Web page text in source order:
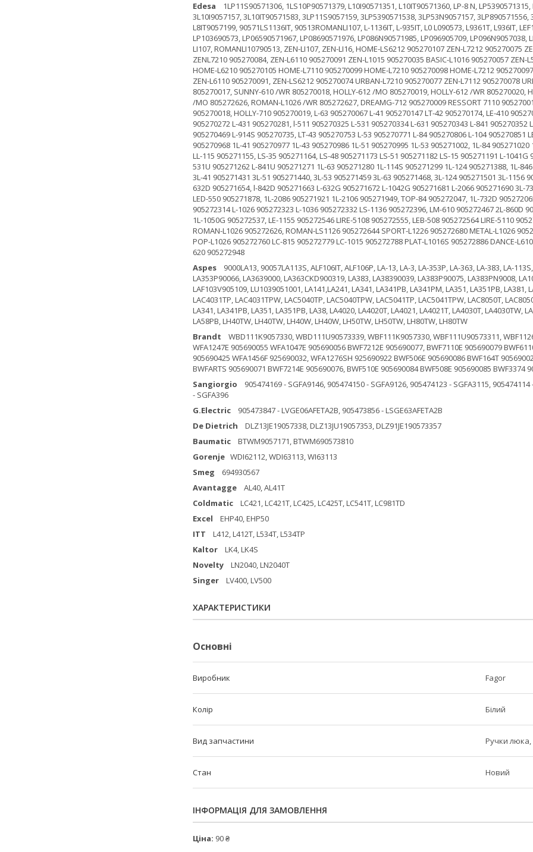
Edesa 1LP11S90571306, 1LS10P90571379, L10I90571351, L10IT90571360, LP-8 N,
3L10I9057157, 3L10IT90571583, 3LP11S9057159, 3LP5390571538, 3LP53N9057157,
L8IT9057199, 90571LS1136IT, 90513ROMANLI107, L-1136IT, L-935IT, L0 L090573, L9361T, L936IT,
LP103690573, LP06590571967, LP08690571976, LP086N90571985, LP096905709, LP096N9057038,
LI107, ROMANLI10790513, ZEN-LI107, ZEN-LI16, HOME-LS6212 905270107 ZEN-L7212 905270075
ZENL7210 905270084, ZEN-L6110 905270091 ZEN-L1015 905270035 BASIC-L1016 905270057
HOME-L6210 905270105 HOME-L7110 905270099 HOME-L7210 905270098 HOME-L7212
ZEN-L6110 905270091, ZEN-LS6212 905270074 URBAN-L7210 905270077 ZEN-L7112 905270078
805270017, SUNNY-610 /WR 805270018, HOLLY-612 /MO 805270019, HOLLY-612 /WR
/MO 805272626, ROMAN-L1026 /WR 805272627, DREAMG-712 905270009 RESSORT 7110
905270018, HOLLY-710 905270019, L-63 905270067 L-41 905270147 LT-42 905270174, LE-410
905270272 L-431 905270281, l-511 905270325 L-531 905270334 L-631 905270343 L-841
905270469 L-914S 905270735, LT-43 905270753 L-53 905270771 L-84 905270806 L-104 905270851
905270968 1L-41 905270977 1L-43 905270986 1L-51 905270995 1L-53 905271002, 1L-84
LL-115 905271155, LS-35 905271164, LS-48 905271173 LS-51 905271182 LS-15 905271191 L-
531U 905271262 L-841U 905271271 1L-63 905271280 1L-114S 905271299 1L-124 905271388, 1L-
3L-41 905271431 3L-51 905271440, 3L-53 905271459 3L-63 905271468, 3L-124 905271501 3L-1156
632D 905271654, l-842D 905271663 L-632G 905271672 L-1042G 905271681 L-2066 905271690 3L-
LED-550 905271878, 1L-2086 905271921 1L-2106 905271949, TOP-84 905272047, 1L-732D
905272314 L-1026 905272323 L-1036 905272332 LS-1136 905272396, LM-610 905272467 2L-860D
1L-1050G 905272537, LE-1155 905272546 LIRE-5108 905272555, LEB-508 905272564 LIRE-5110
ROMAN-L1026 905272626, ROMAN-LS1126 905272644 SPORT-L1226 905272680 METAL-L1026
POP-L1026 905272760 LC-815 905272779 LC-1015 905272788 PLAT-L1016S 905272886 DANCE-
620 905272948
Aspes 9000LA13, 90057LA113S, ALF106IT, ALF106P, LA-13, LA-3, LA-353P, LA-363, LA-383, LA-
LA353P90066, LA3639000, LA363CKD900319, LA383, LA38390039, LA383P90075, LA383PN9008,
LAF103V905109, LU1039051001, LA141,LA241, LA341, LA341PB, LA341PM, LA351, LA351PB,
LAC4031TP, LAC4031TPW, LAC5040TP, LAC5040TPW, LAC5041TP, LAC5041TPW, LAC8050T,
LA341, LA341PB, LA351, LA351PB, LA38, LA4020, LA4020T, LA4021, LA4021T, LA4030T, LA4030TW,
LA58PB, LH40TW, LH40TW, LH40W, LH40W, LH50TW, LH50TW, LH80TW, LH80TW
Brandt WBD111K9057330, WBD111U90573339, WBF111K9057330, WBF111U90573311,
WFA1247E 905690055 WFA1047E 905690056 BWF7212E 905690077, BWF7110E 905690079
905690425 WFA1456F 925690032, WFA1276SH 925690922 BWF506E 905690086 BWF164T
BWFARTS 905690071 BWF7214E 905690076, BWF510E 905690084 BWF508E 905690085 BWF3374
Sangiorgio 905474169 - SGFA9146, 905474150 - SGFA9126, 905474123 - SGFA3115,
- SGFA396
G.Electric 905473847 - LVGE06AFETA2B, 905473856 - LSGE63AFETA2B
De Dietrich DLZ13JE19057338, DLZ13JU19057353, DLZ91JE190573357
Baumatic BTWM9057171, BTWM690573810
Gorenje WDI62112, WDI63113, WI63113
Smeg 694930567
Avantagge AL40, AL41T
Coldmatic LC421, LC421T, LC425, LC425T, LC541T, LC981TD
Excel EHP40, EHP50
ITT L412, L412T, L534T, L534TP
Kaltor LK4, LK4S
Novelty LN2040, LN2040T
Singer LV400, LV500
ХАРАКТЕРИСТИКИ
Основні
Виробник Fagor
Колір Білий
Вид запчастини Ручки люка,
Стан Новий
ІНФОРМАЦІЯ ДЛЯ ЗАМОВЛЕННЯ
Ціна: 90 ₴